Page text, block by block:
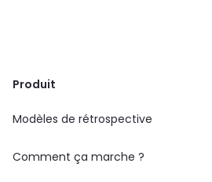
Produit
Modèles de rétrospective
Comment ça marche ?